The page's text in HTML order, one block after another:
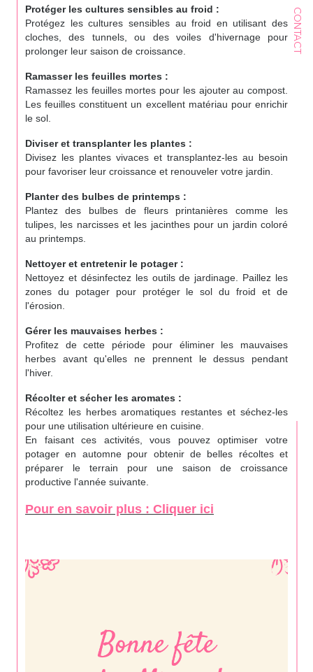
CONTACT
Protéger les cultures sensibles au froid :
Protégez les cultures sensibles au froid en utilisant des
cloches, des tunnels, ou des voiles d'hivernage pour
prolonger leur saison de croissance.
Ramasser les feuilles mortes :
Ramassez les feuilles mortes pour les ajouter au compost.
Les feuilles constituent un excellent matériau pour enrichir
le sol.
Diviser et transplanter les plantes :
Divisez les plantes vivaces et transplantez-les au besoin
pour favoriser leur croissance et renouveler votre jardin.
Planter des bulbes de printemps :
Plantez des bulbes de fleurs printanières comme les
tulipes, les narcisses et les jacinthes pour un jardin coloré
au printemps.
Nettoyer et entretenir le potager :
Nettoyez et désinfectez les outils de jardinage. Paillez les
zones du potager pour protéger le sol du froid et de
l'érosion.
Gérer les mauvaises herbes :
Profitez de cette période pour éliminer les mauvaises
herbes avant qu'elles ne prennent le dessus pendant
l'hiver.
Récolter et sécher les aromates :
Récoltez les herbes aromatiques restantes et séchez-les
pour une utilisation ultérieure en cuisine.
En faisant ces activités, vous pouvez optimiser votre
potager en automne pour obtenir de belles récoltes et
préparer le terrain pour une saison de croissance
productive l'année suivante.
Pour en savoir plus : Cliquer ici